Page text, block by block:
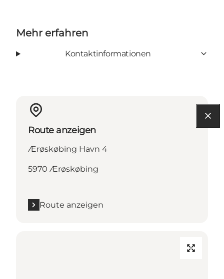
Mehr erfahren
Kontaktinformationen
Route anzeigen
Ærøskøbing Havn 4
5970 Ærøskøbing
Route anzeigen